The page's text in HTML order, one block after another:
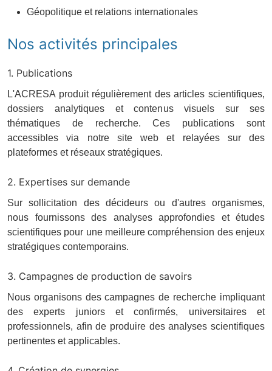
Géopolitique et relations internationales
Nos activités principales
1. Publications
L'ACRESA produit régulièrement des articles scientifiques,
dossiers analytiques et contenus visuels sur ses
thématiques de recherche. Ces publications sont
accessibles via notre site web et relayées sur des
plateformes et réseaux stratégiques.
2. Expertises sur demande
Sur sollicitation des décideurs ou d'autres organismes,
nous fournissons des analyses approfondies et études
scientifiques pour une meilleure compréhension des enjeux
stratégiques contemporains.
3. Campagnes de production de savoirs
Nous organisons des campagnes de recherche impliquant
des experts juniors et confirmés, universitaires et
professionnels, afin de produire des analyses scientifiques
pertinentes et applicables.